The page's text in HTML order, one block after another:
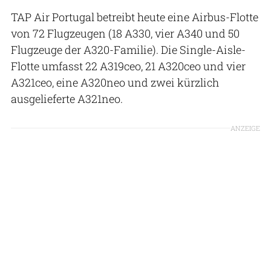
TAP Air Portugal betreibt heute eine Airbus-Flotte
von 72 Flugzeugen (18 A330, vier A340 und 50
Flugzeuge der A320-Familie). Die Single-Aisle-
Flotte umfasst 22 A319ceo, 21 A320ceo und vier
A321ceo, eine A320neo und zwei kürzlich
ausgelieferte A321neo.
ANZEIGE